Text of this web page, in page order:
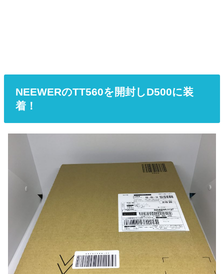
NEEWERのTT560を開封しD500に装
着！